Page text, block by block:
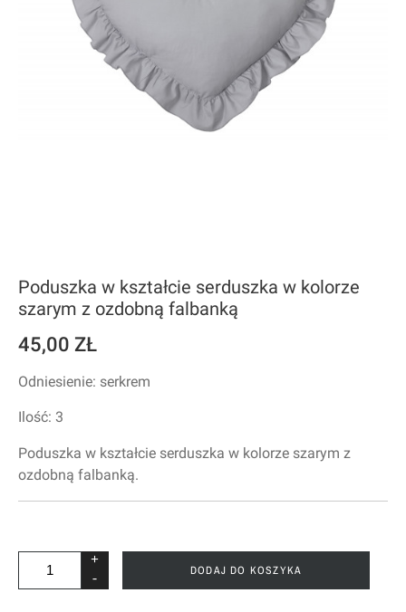
Poduszka w kształcie serduszka w kolorze
szarym z ozdobną falbanką
45,00 ZŁ
Odniesienie: serkrem
Ilość: 3
Poduszka w kształcie serduszka w kolorze szarym z
ozdobną falbanką.
+
-
DODAJ DO KOSZYKA